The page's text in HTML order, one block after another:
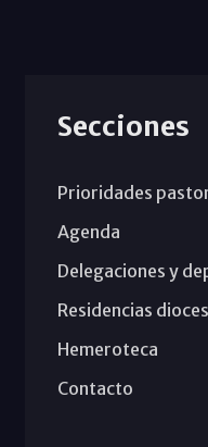
Secciones
Prioridades
Agenda
Delegaciones y
Residencias
Hemeroteca
Contacto